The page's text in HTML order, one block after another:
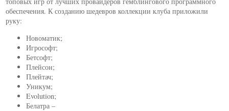
обеспечения. К созданию шедевров коллекции клуба приложили
руку:
Новоматик;
Игрософт;
Бетсофт;
Плейсон;
Плейтач;
Уникум;
Evolution;
Белатра –